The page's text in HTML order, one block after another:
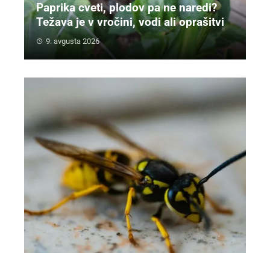
Paprika cveti, plodov pa ne naredi?
Težava je v vročini, vodi ali oprašitvi
9. avgusta 2026